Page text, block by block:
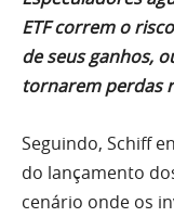
ETF correm o
de seus ganhos,
tornarem perdas
Seguindo, Schiff
do lançamento
cenário onde os